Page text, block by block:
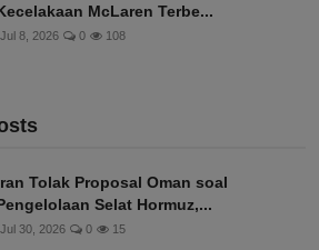
McLaren Terbe...
Jul 8, 2026 0 108
Tolak Proposal Oman soal
Selat Hormuz,...
Jul 30, 2026 0 15